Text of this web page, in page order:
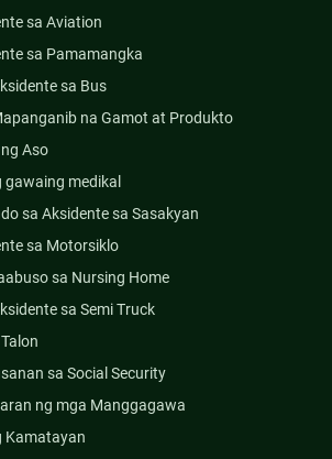
sa Aviation
sa Pamamangka
sa Bus
na Gamot at Produkto
Aso
gawaing medikal
sa Aksidente sa Sasakyan
sa Motorsiklo
sa Nursing Home
sa Semi Truck
sa Social Security
ng mga Manggagawa
Kamatayan